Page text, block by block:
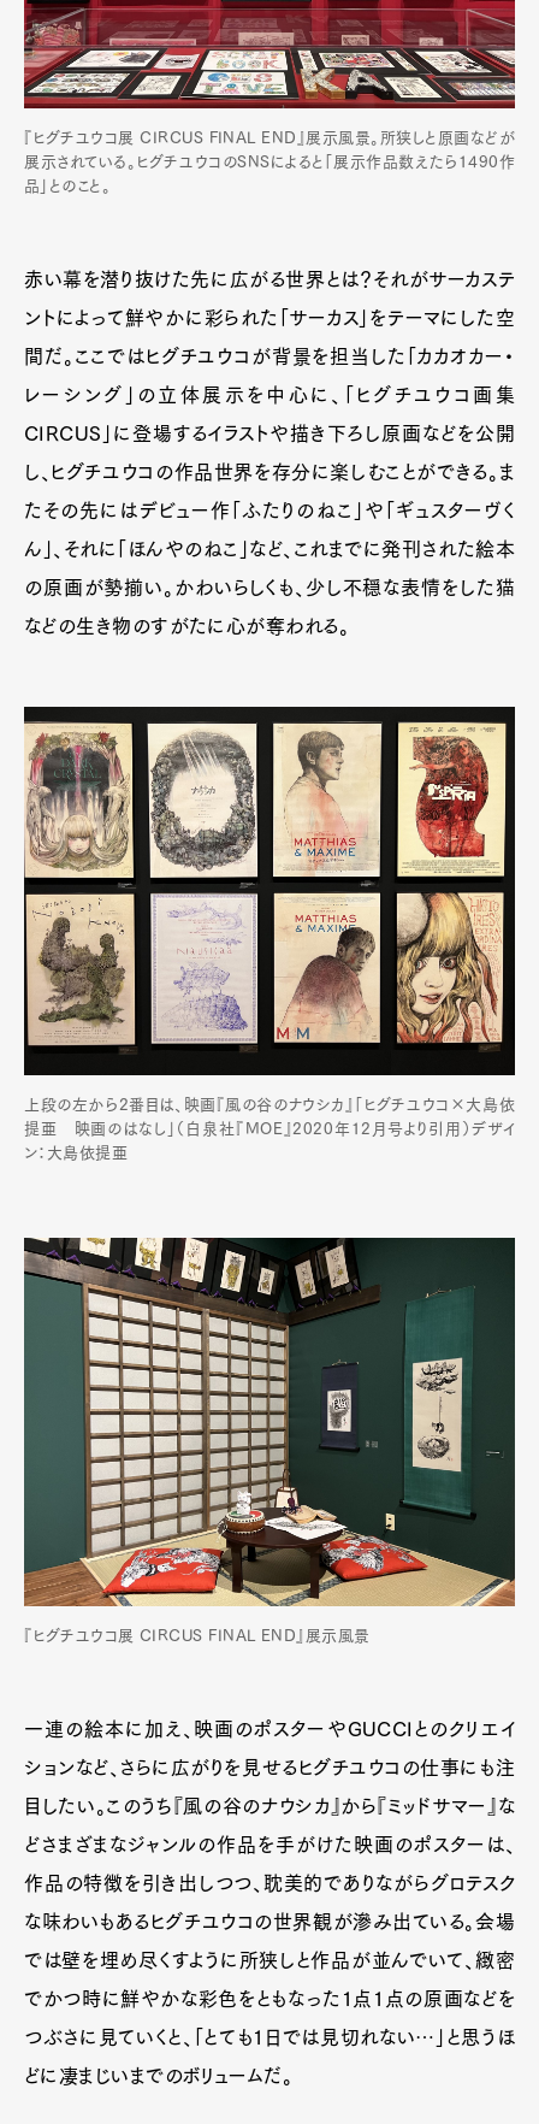
『ヒグチユウコ展 CIRCUS FINAL END』展示風景。所狭しと原画などが
展示されている。ヒグチユウコのSNSによると「展示作品数えたら1490作
品」とのこと。
赤い幕を潜り抜けた先に広がる世界とは？それがサーカステ
ントによって鮮やかに彩られた「サーカス」をテーマにした空
間だ。ここではヒグチユウコが背景を担当した「カカオカー・
レーシング」の立体展示を中心に、「ヒグチユウコ画集
CIRCUS」に登場するイラストや描き下ろし原画などを公開
し、ヒグチユウコの作品世界を存分に楽しむことができる。ま
たその先にはデビュー作「ふたりのねこ」や「ギュスターヴく
ん」、それに「ほんやのねこ」など、これまでに発刊された絵本
の原画が勢揃い。かわいらしくも、少し不穏な表情をした猫
などの生き物のすがたに心が奪われる。
上段の左から2番目は、映画『風の谷のナウシカ』「ヒグチユウコ×大島依
提亜 映画のはなし」（白泉社『MOE』2020年12月号より引用）デザイ
ン：大島依提亜
『ヒグチユウコ展 CIRCUS FINAL END』展示風景
一連の絵本に加え、映画のポスターやGUCCIとのクリエイ
ションなど、さらに広がりを見せるヒグチユウコの仕事にも注
目したい。このうち『風の谷のナウシカ』から『ミッドサマー』な
どさまざまなジャンルの作品を手がけた映画のポスターは、
作品の特徴を引き出しつつ、耽美的でありながらグロテスク
な味わいもあるヒグチユウコの世界観が滲み出ている。会場
では壁を埋め尽くすように所狭しと作品が並んでいて、緻密
でかつ時に鮮やかな彩色をともなった1点1点の原画などを
つぶさに見ていくと、「とても1日では見切れない…」と思うほ
どに凄まじいまでのボリュームだ。